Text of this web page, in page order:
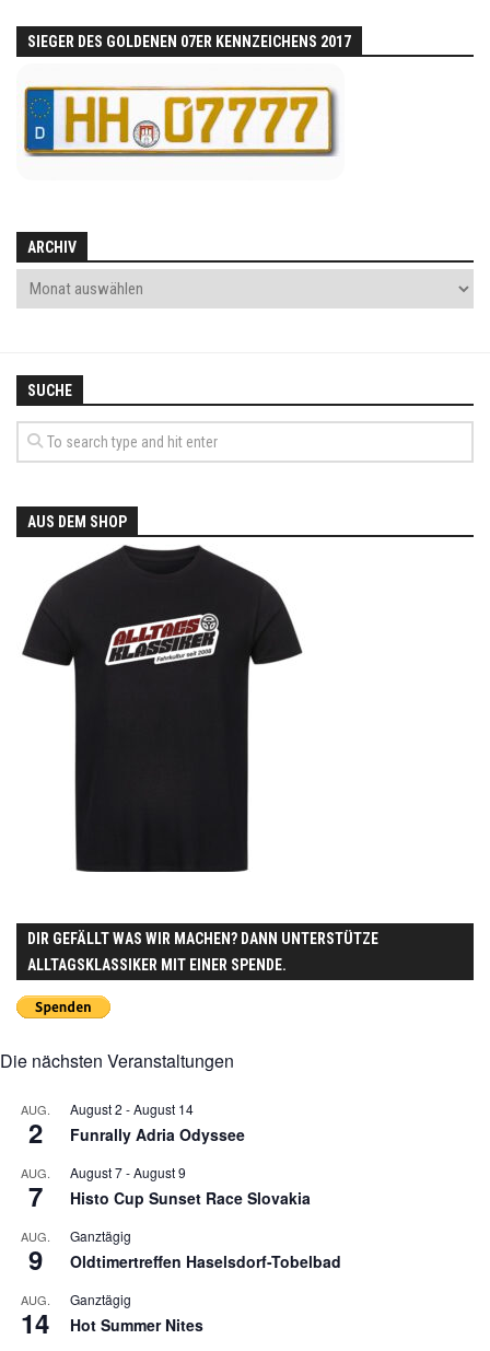
SIEGER DES GOLDENEN 07ER KENNZEICHENS 2017
ARCHIV
SUCHE
AUS DEM SHOP
DIR GEFÄLLT WAS WIR MACHEN? DANN UNTERSTÜTZE
ALLTAGSKLASSIKER MIT EINER SPENDE.
Die nächsten Veranstaltungen
AUG.
2
August 2 -August 14
Funrally Adria Odyssee
AUG.
7
August 7-August 9
Histo Cup Sunset Race Slovakia
AUG.
9
Ganztägig
Oldtimertreffen Haselsdorf-Tobelbad
AUG.
14
Ganztägig
Hot Summer Nites